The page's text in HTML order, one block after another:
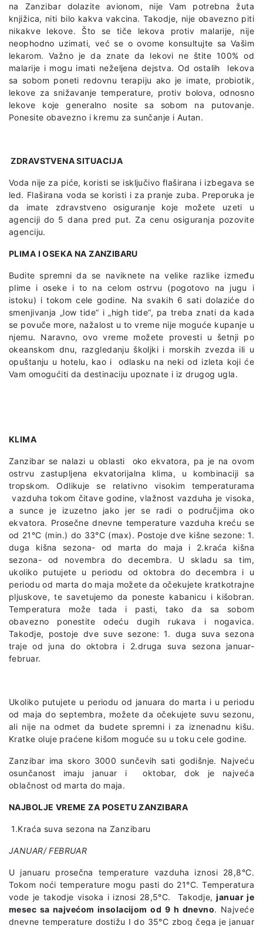
na Zanzibar dolazite avionom, nije Vam potrebna žuta
knjižica, niti bilo kakva vakcina. Takodje, nije obavezno piti
nikakve lekove. Što se tiče lekova protiv malarije, nije
neophodno uzimati, već se o ovome konsultujte sa Vašim
lekarom. Važno je da znate da lekovi ne štite 100% od
malarije i mogu imati neželjena dejstva. Od ostalih lekova
sa sobom poneti redovnu terapiju ako je imate, probiotik,
lekove za snižavanje temperature, protiv bolova, odnosno
lekove koje generalno nosite sa sobom na putovanje.
Ponesite obavezno i kremu za sunčanje i Autan.
ZDRAVSTVENA SITUACIJA
Voda nije za piće, koristi se isključivo flaširana i izbegava se
led. Flaširana voda se koristi i za pranje zuba. Preporuka je
da imate zdravstveno osiguranje
koje možete uzeti u
agenciji do 5 dana pred put. Za cenu osiguranja pozovite
agenciju.
PLIMA I OSEKA NA ZANZIBARU
Budite spremni da se naviknete na velike razlike između
plime i oseke i to na celom ostrvu (pogotovo na jugu i
istoku) i tokom cele godine. Na svakih 6 sati dolaziće do
smenjivanja „low tide“ i „high tide“, pa treba znati da kada
se povuče more, nažalost u to vreme nije moguće kupanje u
njemu. Naravno, ovo vreme možete provesti u šetnji po
okeanskom dnu, razgledanju školjki i morskih zvezda ili u
opuštanju u hotelu, kao i odlasku na neki od izleta koji će
Vam omogućiti da destinaciju upoznate i iz drugog ugla.
KLIMA
Zanzibar se nalazi u oblasti oko ekvatora, pa je na ovom
ostrvu zastupljena ekvatorijalna klima, u kombinaciji sa
tropskom. Odlikuje se relativno visokim temperaturama
vazduha tokom čitave godine, vlažnost vazduha je visoka,
a sunce je izuzetno jako jer se radi o područjima oko
ekvatora. Prosečne dnevne temperature vazduha kreću se
od 21°C (min.) do 33°C (max). Postoje dve kišne sezone: 1.
duga kišna sezona- od marta do maja i 2.kraća kišna
sezona- od novembra do decembra. U skladu sa tim,
ukoliko putujete u periodu od oktobra do decembra i u
periodu od marta do maja možete da očekujete kratkotrajne
pljuskove, te savetujemo da poneste kabanicu i kišobran.
Temperatura može tada i pasti, tako da sa sobom
obavezno ponestite odeću dugih rukava i nogavica.
Takodje, postoje dve suve sezone: 1. duga suva sezona
traje od juna do oktobra i 2.druga suva sezona januar-
februar.
Ukoliko putujete u periodu od januara do marta i u periodu
od maja do septembra, možete da očekujete suvu sezonu,
ali nije na odmet da budete spremni i za iznenadnu kišu.
Kratke oluje praćene kišom moguće su u toku cele godine.
Zanzibar ima skoro 3000 sunčevih sati godišnje. Najveću
osunčanost imaju januar i oktobar, dok je najveća
oblačnost od marta do maja.
NAJBOLJE VREME ZA POSETU ZANZIBARA
1.Kraća suva sezona na Zanzibaru
JANUAR/ FEBRUAR
U januaru prosečna temperature vazduha iznosi 28,8°C.
Tokom noći temperature mogu pasti do 21°C. Temperatura
vode je takodje visoka i iznosi 28,5°C. Takodje,januar je
mesec sa najvećom insolacijom od 9 h dnevno. Najveće
dnevne temperature dostižu I do 35°C zbog čega je januar